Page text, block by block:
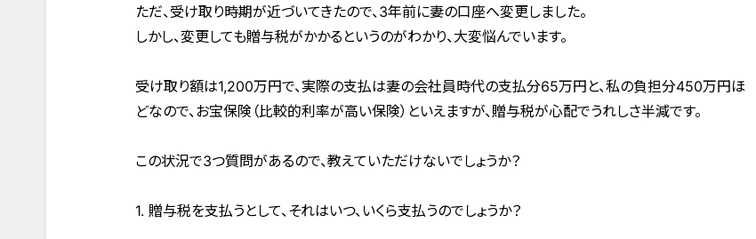
ただ、受け取り時期が近づいてきたので、3年前に妻の口座へ変更しました。
しかし、変更しても贈与税がかかるというのがわかり、大変悩んでいます。
受け取り額は1,200万円で、実際の支払は妻の会社員時代の支払分65万円と、私の負担分450万円ほ
どなので、お宝保険（比較的利率が高い保険）といえますが、贈与税が心配でうれしさ半減です。
この状況で3つ質問があるので、教えていただけないでしょうか？
1. 贈与税を支払うとして、それはいつ、いくら支払うのでしょうか？